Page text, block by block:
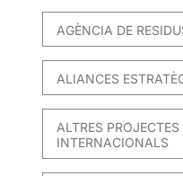
AGÈNCIA DE
ALIANCES
ALTRES
INTERNACIONALS